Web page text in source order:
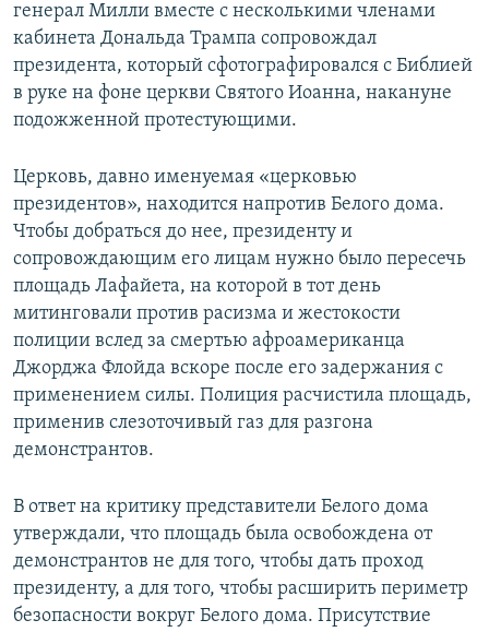
генерал Милли вместе с несколькими членами
кабинета Дональда Трампа сопровождал
президента, который сфотографировался с Библией
в руке на фоне церкви Святого Иоанна, накануне
подожженной протестующими.
Церковь, давно именуемая «церковью
президентов», находится напротив Белого дома.
Чтобы добраться до нее, президенту и
сопровождающим его лицам нужно было пересечь
площадь Лафайета, на которой в тот день
митинговали против расизма и жестокости
полиции вслед за смертью афроамериканца
Джорджа Флойда вскоре после его задержания с
применением силы. Полиция расчистила площадь,
применив слезоточивый газ для разгона
демонстрантов.
В ответ на критику представители Белого дома
утверждали, что площадь была освобождена от
демонстрантов не для того, чтобы дать проход
президенту, а для того, чтобы расширить периметр
безопасности вокруг Белого дома. Присутствие